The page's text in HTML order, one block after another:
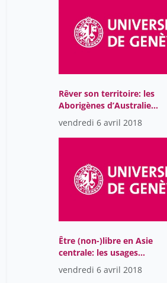
Rêver son territoire: les
Aborigènes d’Australie
aujourd’hui
vendredi 6 avril 2018
Être (non-)libre en Asie
centrale: les usages
politiques de la
littérature
vendredi 6 avril 2018